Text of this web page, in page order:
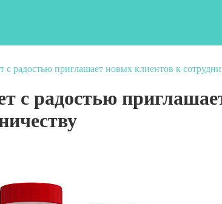
радостью приглашает новых клиентов к
с радостью